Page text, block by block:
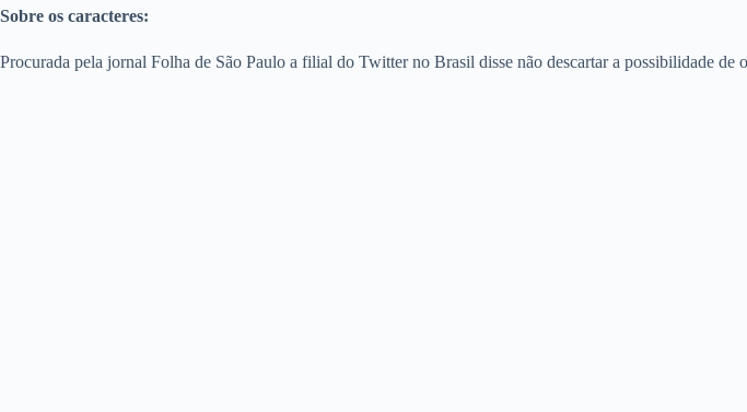
Sobre os caracteres:
Procurada pela jornal Folha de São Paulo a filial do Twitter no Brasil disse não descartar a possibilidade de